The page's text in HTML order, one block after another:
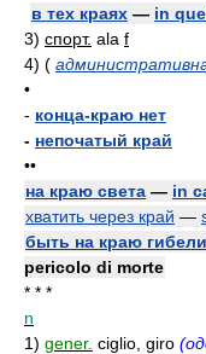
в тех краях — in
3) спорт. ala f
4) (
•
- конца-краю нет
- непочатый край
••
на краю света — in
хватить через край —
быть на краю гибели
pericolo di morte
* * *
n
1) gener. ciglio, giro